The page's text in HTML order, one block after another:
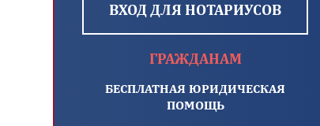
ВХОД ДЛЯ НОТАРИУСОВ
ГРАЖДАНАМ
БЕСПЛАТНАЯ ЮРИДИЧЕСКАЯ
ПОМОЩЬ